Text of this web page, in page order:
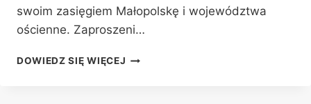
swoim zasięgiem Małopolskę i województwa
ościenne. Zaproszeni…
DOWIEDZ SIĘ WIĘCEJ PATRONAT